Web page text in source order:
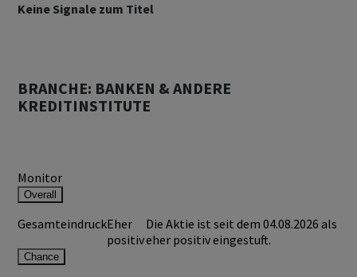
Keine Signale zum Titel
BRANCHE: BANKEN & ANDERE
KREDITINSTITUTE
Monitor
Overall
GesamteindruckEher
positiv
Die Aktie ist seit dem 04.08.2026 als
eher positiv eingestuft.
Chance